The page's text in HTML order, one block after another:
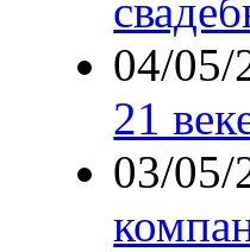
04/05/
21
03/05/